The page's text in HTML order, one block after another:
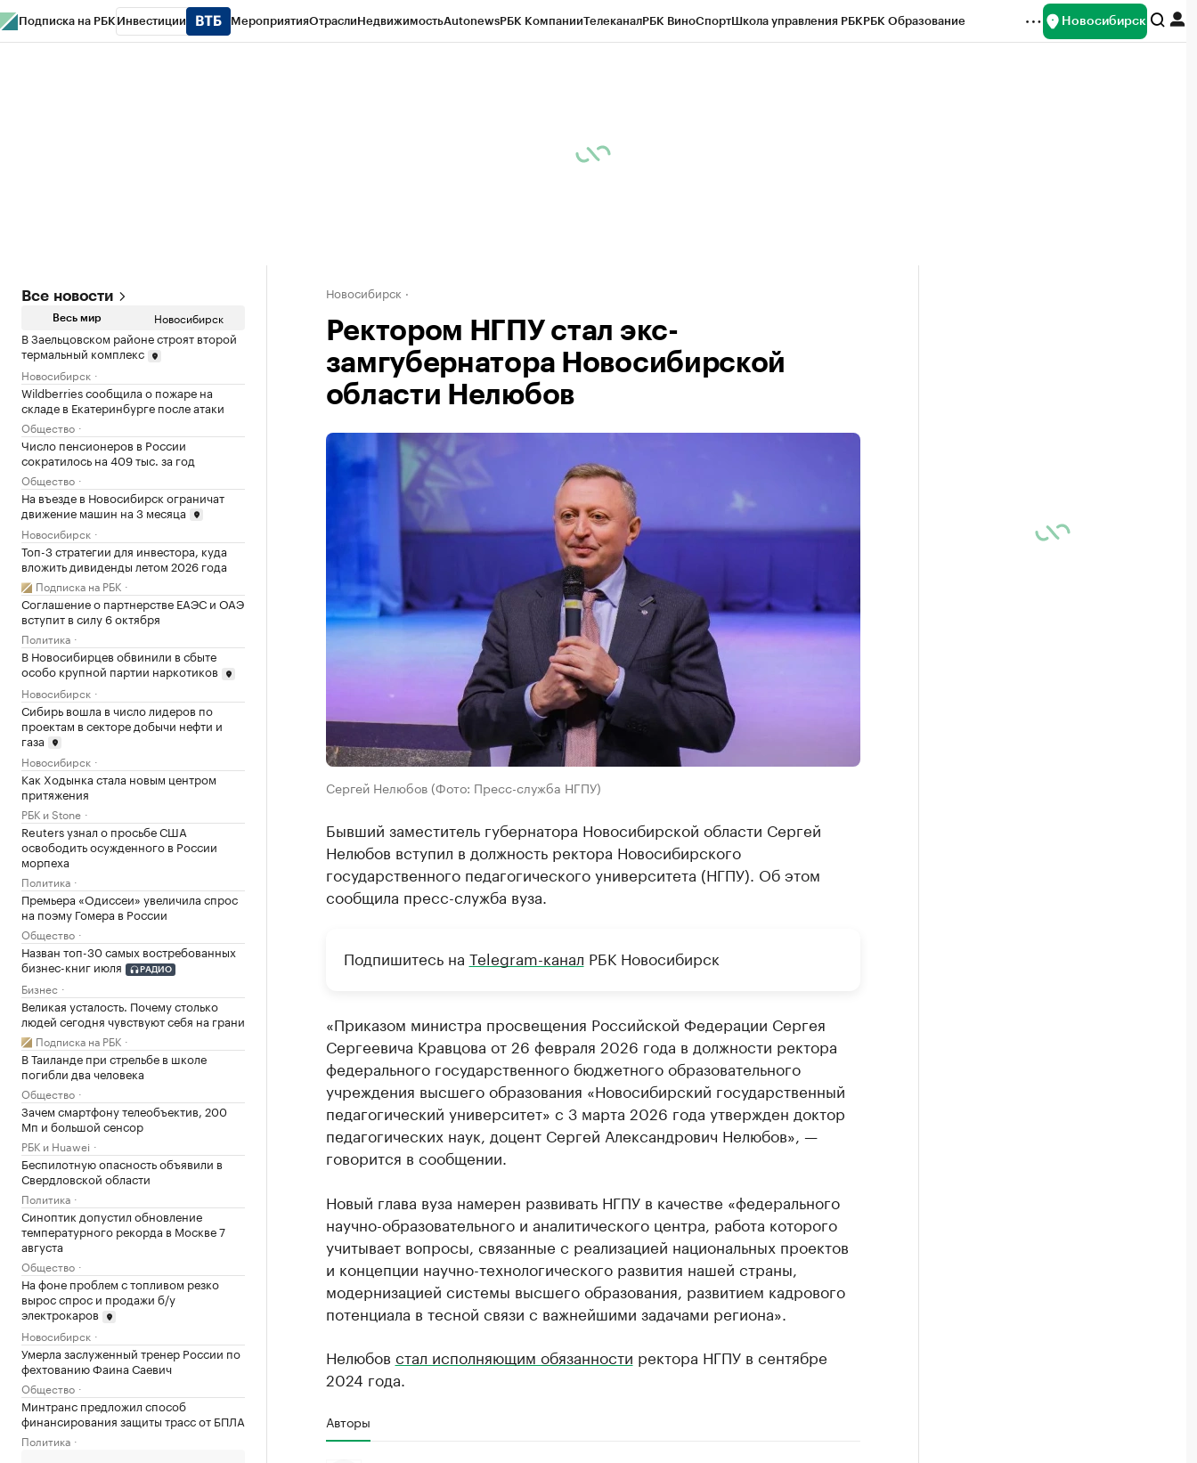
Подписка на РБК Инвестиции МероприятияОтраслиНедвижимостьAutonewsРБК КомпанииТелеканалРБК ВиноСпортШкола управления РБКРБК Образование Новосибирск
Все новости
Весь мир Новосибирск
В Заельцовском районе строят второй
термальный комплекс
Новосибирск
Wildberries сообщила о пожаре на
складе в Екатеринбурге после атаки
Общество
Число пенсионеров в России
сократилось на 409 тыс. за год
Общество
На въезде в Новосибирск ограничат
движение машин на 3 месяца
Новосибирск
Топ-3 стратегии для инвестора, куда
вложить дивиденды летом 2026 года
Подписка на РБК
Соглашение о партнерстве ЕАЭС и ОАЭ
вступит в силу 6 октября
Политика
В Новосибирцев обвинили в сбыте
особо крупной партии наркотиков
Новосибирск
Сибирь вошла в число лидеров по
проектам в секторе добычи нефти и
газа
Новосибирск
Как Ходынка стала новым центром
притяжения
РБК и Stone
Reuters узнал о просьбе США
освободить осужденного в России
морпеха
Политика
Премьера «Одиссеи» увеличила спрос
на поэму Гомера в России
Общество
Назван топ-30 самых востребованных
бизнес-книг июля
РАДИО
Бизнес
Великая усталость. Почему столько
людей сегодня чувствуют себя на грани
Подписка на РБК
В Таиланде при стрельбе в школе
погибли два человека
Общество
Зачем смартфону телеобъектив, 200
Мп и большой сенсор
РБК и Huawei
Беспилотную опасность объявили в
Свердловской области
Политика
Синоптик допустил обновление
температурного рекорда в Москве 7
августа
Общество
На фоне проблем с топливом резко
вырос спрос и продажи б/у
электрокаров
Новосибирск
Умерла заслуженный тренер России по
фехтованию Фаина Саевич
Общество
Минтранс предложил способ
финансирования защиты трасс от БПЛА
Политика
Новосибирск
Ректором НГПУ стал экс-
замгубернатора Новосибирской
области Нелюбов
Сергей Нелюбов (Фото: Пресс-служба НГПУ)
Бывший заместитель губернатора Новосибирской области Сергей
Нелюбов вступил в должность ректора Новосибирского
государственного педагогического университета (НГПУ). Об этом
сообщила пресс-служба вуза.
Подпишитесь на Telegram-канал РБК Новосибирск
«Приказом министра просвещения Российской Федерации Сергея
Сергеевича Кравцова от 26 февраля 2026 года в должности ректора
федерального государственного бюджетного образовательного
учреждения высшего образования «Новосибирский государственный
педагогический университет» с 3 марта 2026 года утвержден доктор
педагогических наук, доцент Сергей Александрович Нелюбов», —
говорится в сообщении.
Новый глава вуза намерен развивать НГПУ в качестве «федерального
научно-образовательного и аналитического центра, работа которого
учитывает вопросы, связанные с реализацией национальных проектов
и концепции научно-технологического развития нашей страны,
модернизацией системы высшего образования, развитием кадрового
потенциала в тесной связи с важнейшими задачами региона».
Нелюбов стал исполняющим обязанности ректора НГПУ в сентябре
2024 года.
Авторы